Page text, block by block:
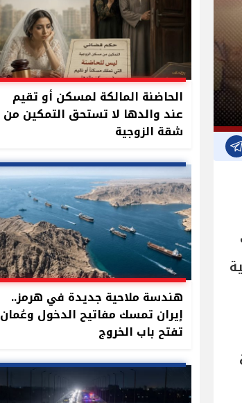
الحاضنة المالكة لمسكن أو تقيم
عند والدها لا تستحق التمكين من
شقة الزوجية
هندسة ملاحية جديدة في هرمز..
إيران تمسك مفاتيح الدخول وعُمان
تفتح باب الخروج